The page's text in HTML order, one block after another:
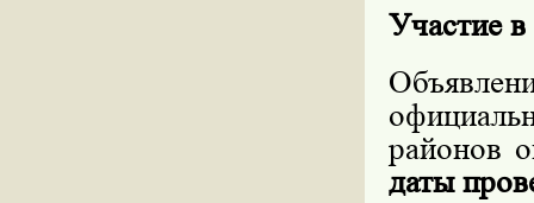
Участие в
районов
даты